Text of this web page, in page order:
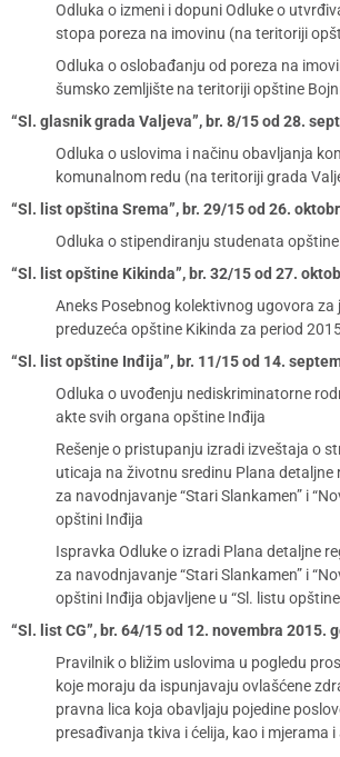
Odluka o izmeni i dopuni Odluke o
stopa poreza na imovinu (na teritoriji
Odluka o oslobađanju od poreza na
šumsko zemljište na teritoriji opštine
“Sl. glasnik grada Valjeva”, br. 8/15 od 28.
Odluka o uslovima i načinu obavljanja
komunalnom redu (na teritoriji grada
“Sl. list opština Srema”, br. 29/15 od 26.
Odluka o stipendiranju studenata
“Sl. list opštine Kikinda”, br. 32/15 od 27.
Aneks Posebnog kolektivnog ugovora
preduzeća opštine Kikinda za period
“Sl. list opštine Inđija”, br. 11/15 od 14.
Odluka o uvođenju nediskriminatorne
akte svih organa opštine Inđija
Rešenje o pristupanju izradi izveštaja o
uticaja na životnu sredinu Plana detaljne
za navodnjavanje “Stari Slankamen” i
opštini Inđija
Ispravka Odluke o izradi Plana detaljne
za navodnjavanje “Stari Slankamen” i
opštini Inđija objavljene u “Sl. listu
“Sl. list CG”, br. 64/15 od 12. novembra 2015.
Pravilnik o bližim uslovima u pogledu
koje moraju da ispunjavaju ovlašćene
pravna lica koja obavljaju pojedine
presađivanja tkiva i ćelija, kao i mjerama